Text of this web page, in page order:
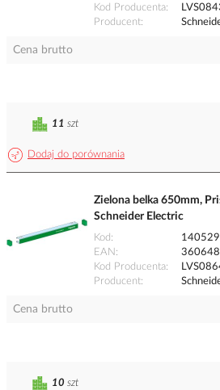
Kod Producenta
Producent
Cena brutto
Dodaj do porównania
11 szt
Zielona belka 650mm,
Schneider Electric
Kod
EAN
Kod Producenta
Producent
Cena brutto
10 szt